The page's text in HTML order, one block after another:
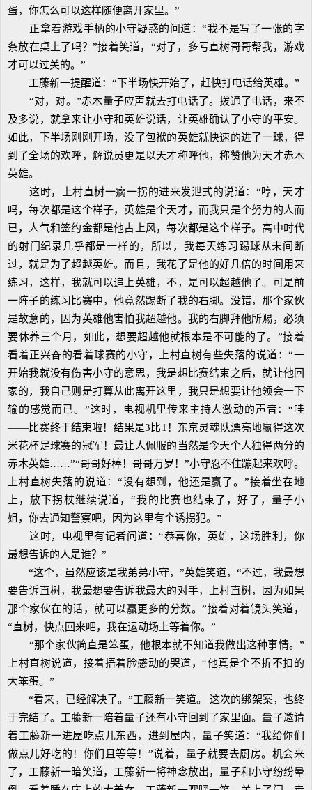
蛋，你怎么可以这样随便离开家里。”
正拿着游戏手柄的小守疑惑的问道：“我不是写了一张的字
条放在桌上了吗？”接着笑道，“对了，多亏直树哥哥帮我，游戏
才可以过关的。”
工藤新一提醒道：“下半场快开始了，赶快打电话给英雄。”
“对，对。”赤木量子应声就去打电话了。拨通了电话，来不
及多说，就拿来让小守和英雄说话，让英雄确认了小守的平安。
如此，下半场刚刚开场，没了包袱的英雄就快速的进了一球，得
到了全场的欢呼，解说员更是以天才称呼他，称赞他为天才赤木
英雄。
这时，上村直树一瘸一拐的进来发泄式的说道：“哼，天才
吗，每次都是这个样子，英雄是个天才，而我只是个努力的人而
已，人气和签约金都是他占上风，每次都是这个样子。高中时代
的射门纪录几乎都是一样的，所以，我每天练习踢球从未间断
过，就是为了超越英雄。而且，我花了是他的好几倍的时间用来
练习，这样，我就可以追上英雄，不，是可以超越他了。可是前
一阵子的练习比赛中，他竟然踢断了我的右脚。没错，那个家伙
是故意的，因为英雄他害怕我超越他。我的右脚拜他所赐，必须
要休养三个月，如此，想要超越他就根本是不可能的了。”接着
看着正兴奋的看着球赛的小守，上村直树有些失落的说道：“一
开始我就没有伤害小守的意思，我是想比赛结束之后，就让他回
家的，我自己则是打算从此离开这里，我只是想要让他领会一下
输的感觉而已。”这时，电视机里传来主持人激动的声音：“哇
——比赛终于结束啦！结果是3比1！东京灵魂队漂亮地赢得这次
米花杯足球赛的冠军！最让人佩服的当然是今天个人独得两分的
赤木英雄……”“哥哥好棒！哥哥万岁！”小守忍不住蹦起来欢呼。
上村直树失落的说道：“没有想到，他还是赢了。”接着坐在地
上，放下拐杖继续说道，“我的比赛也结束了，好了，量子小
姐，你去通知警察吧，因为这里有个诱拐犯。”
这时，电视里有记者问道：“恭喜你，英雄，这场胜利，你
最想告诉的人是谁？”
“这个，虽然应该是我弟弟小守，”英雄笑道，“不过，我最想
要告诉直树，我最想要告诉我最大的对手，上村直树，因为如果
那个家伙在的话，就可以赢更多的分数。”接着对着镜头笑道，
“直树，快点回来吧，我在运动场上等着你。”
“那个家伙简直是笨蛋，他根本就不知道我做出这种事情。”
上村直树说道，接着捂着脸感动的哭道，“他真是个不折不扣的
大笨蛋。”
“看来，已经解决了。”工藤新一笑道。 这次的绑架案，也终
于完结了。工藤新一陪着量子还有小守回到了家里面。量子邀请
着工藤新一进屋吃点儿东西，进到屋内，量子笑道：“我给你们
做点儿好吃的！你们且等等！”说着，量子就要去厨房。机会来
了，工藤新一暗笑道，工藤新一将神念放出，量子和小守纷纷晕